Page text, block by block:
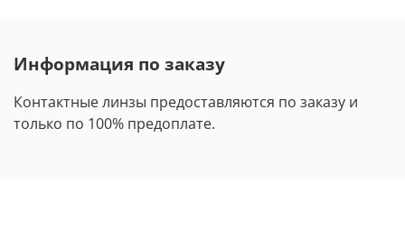
Информация по заказу
Контактные линзы предоставляются по заказу и
только по 100% предоплате.